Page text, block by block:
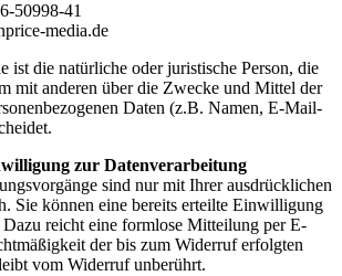
50998-41
media.de
ist die natürliche oder juristische Person, die
mit anderen über die Zwecke und Mittel der
Daten (z.B. Namen, E-Mail-
zur Datenverarbeitung
sind nur mit Ihrer ausdrücklichen
Sie können eine bereits erteilte Einwilligung
reicht eine formlose Mitteilung per E-
der bis zum Widerruf erfolgten
vom Widerruf unberührt.